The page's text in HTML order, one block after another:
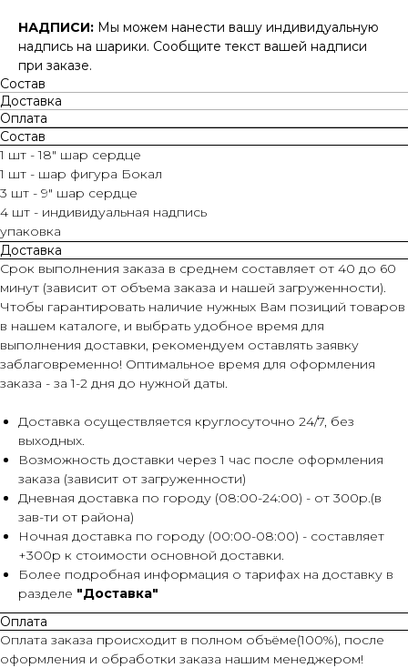
НАДПИСИ: Мы можем нанести вашу индивидуальную
надпись на шарики. Сообщите текст вашей надписи
при заказе.
Состав
Доставка
Оплата
Состав
1 шт - 18" шар сердце
1 шт - шар фигура Бокал
3 шт - 9" шар сердце
4 шт - индивидуальная надпись
упаковка
Доставка
Срок выполнения заказа в среднем составляет от 40 до 60
минут (зависит от объема заказа и нашей загруженности).
Чтобы гарантировать наличие нужных Вам позиций товаров
в нашем каталоге, и выбрать удобное время для
выполнения доставки, рекомендуем оставлять заявку
заблаговременно! Оптимальное время для оформления
заказа - за 1-2 дня до нужной даты.
Доставка осуществляется круглосуточно 24/7, без
выходных.
Возможность доставки через 1 час после оформления
заказа (зависит от загруженности)
Дневная доставка по городу (08:00-24:00) - от 300р.(в
зав-ти от района)
Ночная доставка по городу (00:00-08:00) - составляет
+300р к стоимости основной доставки.
Более подробная информация о тарифах на доставку в
разделе "Доставка"
Оплата
Оплата заказа происходит в полном объёме(100%), после
оформления и обработки заказа нашим менеджером!